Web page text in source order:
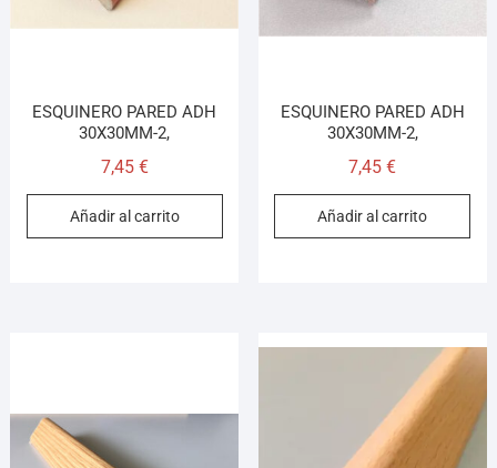
ESQUINERO PARED ADH
30X30MM-2,
7,45 €
Añadir al carrito
ESQUINERO PARED ADH
30X30MM-2,
7,45€
Añadir al carrito